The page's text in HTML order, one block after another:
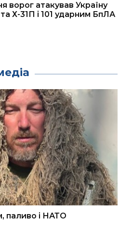
ворог атакував Україну
Х-31П і 101 ударним БпЛА
паливо і НАТО